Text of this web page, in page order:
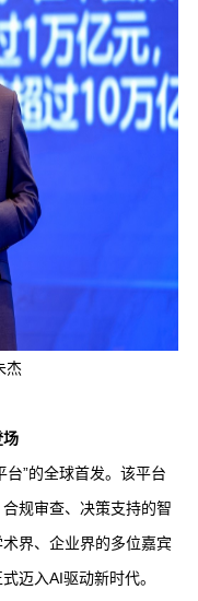
杰
场‌
”的全球首发。该平台
规审查、决策支持的智
界、企业界的多位嘉宾
迈入AI驱动新时代。